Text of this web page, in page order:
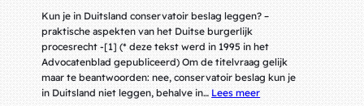
Kun je in Duitsland conservatoir beslag leggen? –
praktische aspekten van het Duitse burgerlijk
procesrecht -[1] (* deze tekst werd in 1995 in het
Advocatenblad gepubliceerd) Om de titelvraag gelijk
maar te beantwoorden: nee, conservatoir beslag kun je
in Duitsland niet leggen, behalve in… Lees meer